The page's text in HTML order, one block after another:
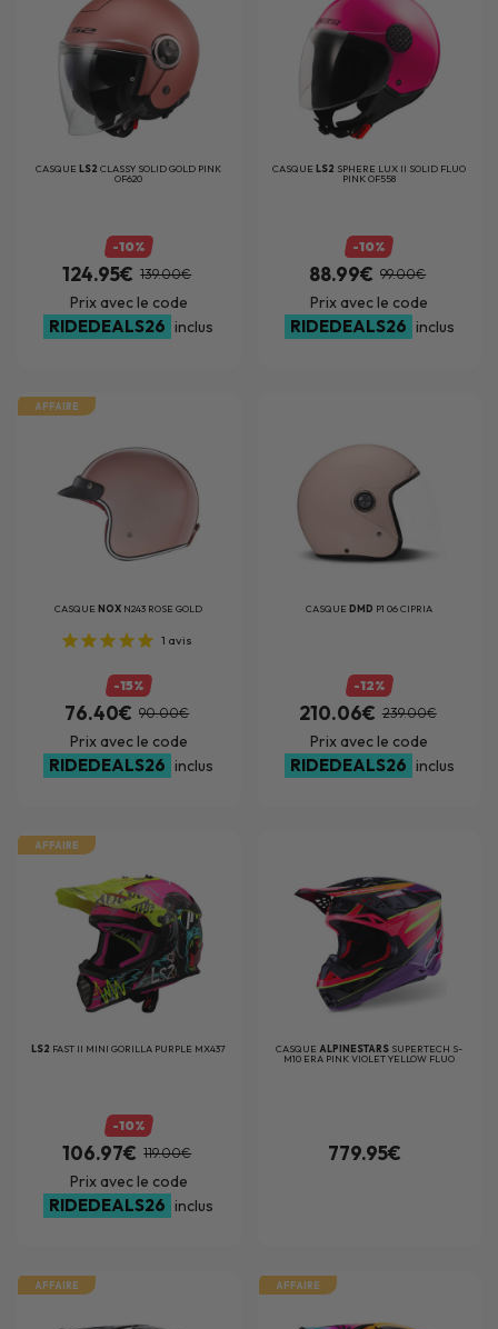
CASQUE LS2CLASSY SOLID GOLD PINK
OF620
-10%
124.95€ 139.00€
Prix avec le code
RIDEDEALS26 inclus
CASQUE LS2 SPHERE LUX II SOLID FLUO
PINK OF558
-10%
88.99€ 99.00€
Prix avec le code
RIDEDEALS26 inclus
AFFAIRE
CASQUENOX N243 ROSE GOLD
1 avis
-15%
76.40€ 90.00€
Prix avec le code
RIDEDEALS26 inclus
CASQUEDMD P1 06 CIPRIA
-12%
210.06€ 239.00€
Prix avec le code
RIDEDEALS26 inclus
AFFAIRE
LS2 FAST II MINI GORILLA PURPLE MX437
-10%
106.97€ 119.00€
Prix avec le code
RIDEDEALS26 inclus
CASQUE ALPINESTARS SUPERTECH S-
M10 ERA PINK VIOLET YELLOW FLUO
779.95€
AFFAIRE AFFAIRE